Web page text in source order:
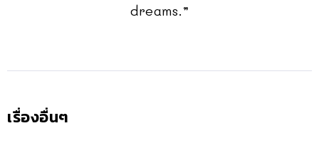
dreams.”
เรื่องอื่นๆ